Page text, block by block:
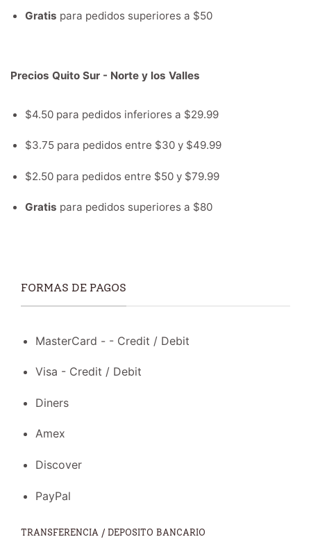
Gratis para pedidos superiores a $50
Precios Quito Sur - Norte y los Valles
$4.50 para pedidos inferiores a $29.99
$3.75 para pedidos entre $30 y $49.99
$2.50 para pedidos entre $50 y $79.99
Gratis para pedidos superiores a $80
FORMAS DE PAGOS
MasterCard - - Credit / Debit
Visa - Credit / Debit
Diners
Amex
Discover
PayPal
TRANSFERENCIA / DEPOSITO BANCARIO